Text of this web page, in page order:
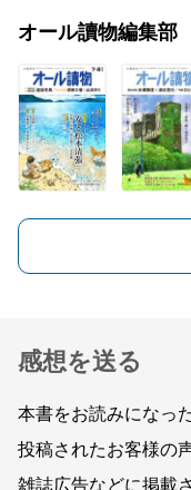
オール讀物編集部
感想を送る
本書をお読みになっ
投稿されたお客様の
雑誌広告などに掲載